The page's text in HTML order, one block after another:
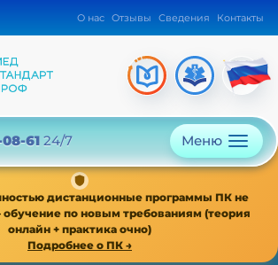
О нас Отзывы Сведения Контакты
61 24/7 Меню
дистанционные программы ПК не
по новым требованиям (теория
онлайн + практика очно)
Подробнее о ПК →